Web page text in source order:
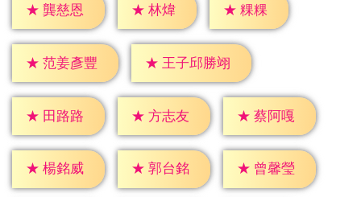
★ 龔慈恩 ★ 林煒 ★ 粿粿
★ 范姜彥豐 ★ 王子邱勝翊
★ 田路路 ★ 方志友 ★ 蔡阿嘎
★ 楊銘威 ★ 郭台銘 ★ 曾馨瑩